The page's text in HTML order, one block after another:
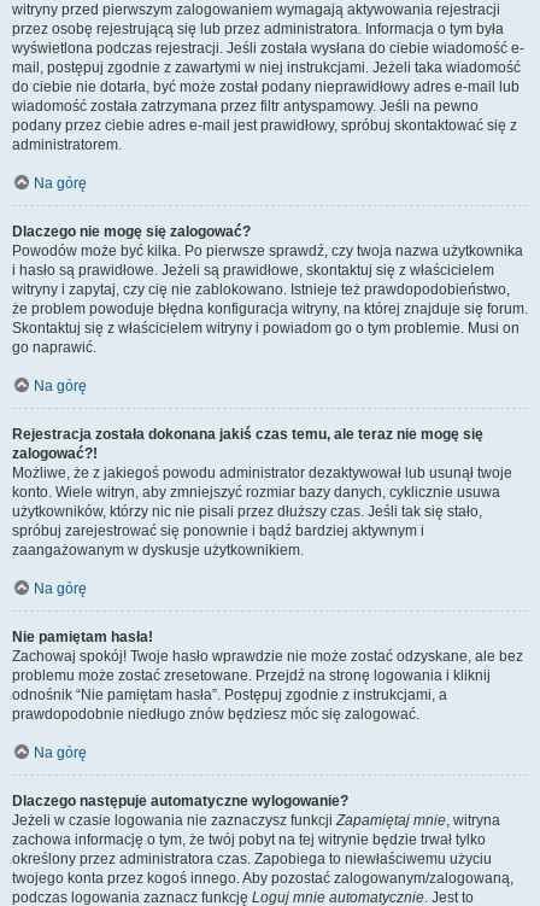
witryny przed pierwszym zalogowaniem wymagają aktywowania rejestracji
przez osobę rejestrującą się lub przez administratora. Informacja o tym była
wyświetlona podczas rejestracji. Jeśli została wysłana do ciebie wiadomość e-
mail, postępuj zgodnie z zawartymi w niej instrukcjami. Jeżeli taka wiadomość
do ciebie nie dotarła, być może został podany nieprawidłowy adres e-mail lub
wiadomość została zatrzymana przez filtr antyspamowy. Jeśli na pewno
podany przez ciebie adres e-mail jest prawidłowy, spróbuj skontaktować się z
administratorem.
Na górę
Dlaczego nie mogę się zalogować?
Powodów może być kilka. Po pierwsze sprawdź, czy twoja nazwa użytkownika
i hasło są prawidłowe. Jeżeli są prawidłowe, skontaktuj się z właścicielem
witryny i zapytaj, czy cię nie zablokowano. Istnieje też prawdopodobieństwo,
że problem powoduje błędna konfiguracja witryny, na której znajduje się forum.
Skontaktuj się z właścicielem witryny i powiadom go o tym problemie. Musi on
go naprawić.
Na górę
Rejestracja została dokonana jakiś czas temu, ale teraz nie mogę się
zalogować?!
Możliwe, że z jakiegoś powodu administrator dezaktywował lub usunął twoje
konto. Wiele witryn, aby zmniejszyć rozmiar bazy danych, cyklicznie usuwa
użytkowników, którzy nic nie pisali przez dłuższy czas. Jeśli tak się stało,
spróbuj zarejestrować się ponownie i bądź bardziej aktywnym i
zaangażowanym w dyskusje użytkownikiem.
Na górę
Nie pamiętam hasła!
Zachowaj spokój! Twoje hasło wprawdzie nie może zostać odzyskane, ale bez
problemu może zostać zresetowane. Przejdź na stronę logowania i kliknij
odnośnik “Nie pamiętam hasła”. Postępuj zgodnie z instrukcjami, a
prawdopodobnie niedługo znów będziesz móc się zalogować.
Na górę
Dlaczego następuje automatyczne wylogowanie?
Jeżeli w czasie logowania nie zaznaczysz funkcjiZapamiętaj mnie, witryna
zachowa informację o tym, że twój pobyt na tej witrynie będzie trwał tylko
określony przez administratora czas. Zapobiega to niewłaściwemu użyciu
twojego konta przez kogoś innego. Aby pozostać zalogowanym/zalogowaną,
podczas logowania zaznacz funkcję Loguj mnie automatycznie. Jest to